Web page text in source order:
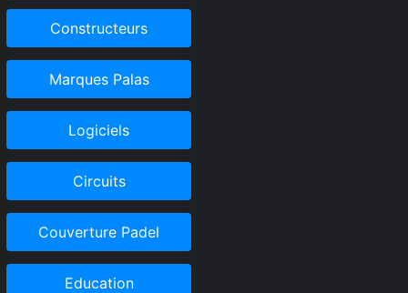
Constructeurs
Marques Palas
Logiciels
Circuits
Couverture Padel
Education